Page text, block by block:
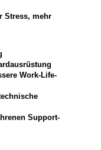
Stress, mehr
Work-Life-
Support-